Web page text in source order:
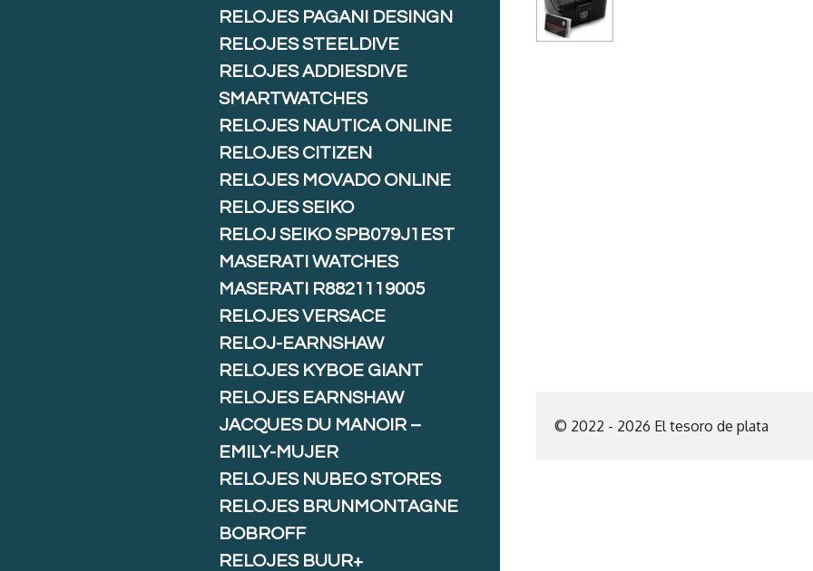
© 2022 - 2026 El tesoro de plata
RELOJES PAGANI DESINGN
RELOJES STEELDIVE
RELOJES ADDIESDIVE
SMARTWATCHES
RELOJES NAUTICA ONLINE
RELOJES CITIZEN
RELOJES MOVADO ONLINE
RELOJES SEIKO
RELOJ SEIKO SPB079J1EST
MASERATI WATCHES
MASERATI R8821119005
RELOJES VERSACE
RELOJ-EARNSHAW
RELOJES KYBOE GIANT
RELOJES EARNSHAW
JACQUES DU MANOIR –
EMILY-MUJER
RELOJES NUBEO STORES
RELOJES BRUNMONTAGNE
BOBROFF
RELOJES BUUR+